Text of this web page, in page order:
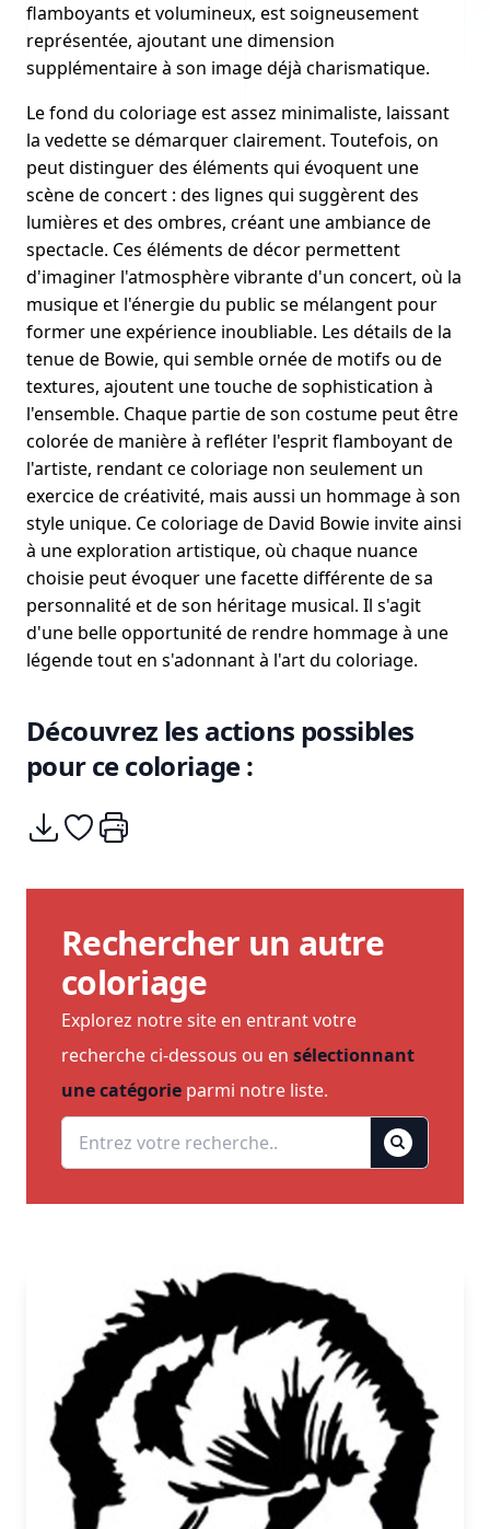
flamboyants et volumineux, est soigneusement
représentée, ajoutant une dimension
supplémentaire à son image déjà charismatique.
Le fond du coloriage est assez minimaliste, laissant
la vedette se démarquer clairement. Toutefois, on
peut distinguer des éléments qui évoquent une
scène de concert : des lignes qui suggèrent des
lumières et des ombres, créant une ambiance de
spectacle. Ces éléments de décor permettent
d'imaginer l'atmosphère vibrante d'un concert, où la
musique et l'énergie du public se mélangent pour
former une expérience inoubliable. Les détails de la
tenue de Bowie, qui semble ornée de motifs ou de
textures, ajoutent une touche de sophistication à
l'ensemble. Chaque partie de son costume peut être
colorée de manière à refléter l'esprit flamboyant de
l'artiste, rendant ce coloriage non seulement un
exercice de créativité, mais aussi un hommage à son
style unique. Ce coloriage de David Bowie invite ainsi
à une exploration artistique, où chaque nuance
choisie peut évoquer une facette différente de sa
personnalité et de son héritage musical. Il s'agit
d'une belle opportunité de rendre hommage à une
légende tout en s'adonnant à l'art du coloriage.
Découvrez les actions possibles
pour ce coloriage :
Télécharger
Ajouter à mes coups de coeurs
Imprimer
Rechercher un autre
coloriage
Explorez notre site en entrant votre
recherche ci-dessous ou en sélectionnant
une catégorie parmi notre liste.